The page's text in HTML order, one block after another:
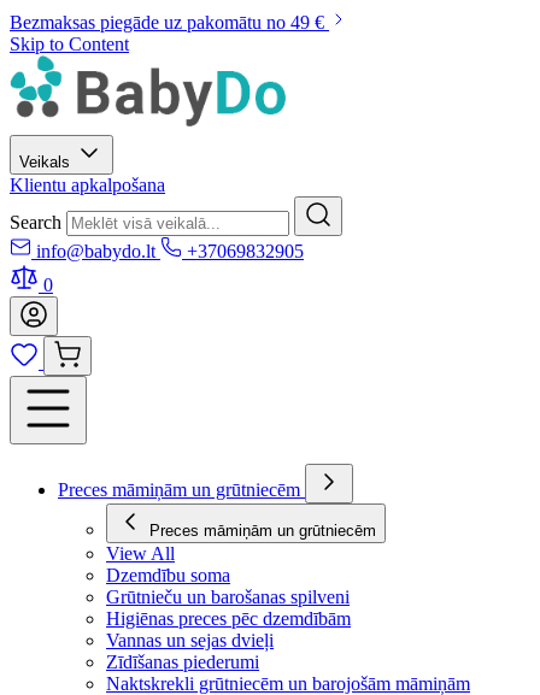
Bezmaksas piegāde uz pakomātu no 49 €
Skip to Content
Veikals
Klientu apkalpošana
Search
info@babydo.lt
+37069832905
0
Preces māmiņām un grūtniecēm
Preces māmiņām un grūtniecēm
View All
Dzemdību soma
Grūtnieču un barošanas spilveni
Higiēnas preces pēc dzemdībām
Vannas un sejas dvieļi
Zīdīšanas piederumi
Naktskrekli grūtniecēm un barojošām māmiņām